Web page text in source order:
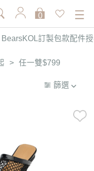
0
BearsKOL訂製包款配件
> 任一雙$799
篩選